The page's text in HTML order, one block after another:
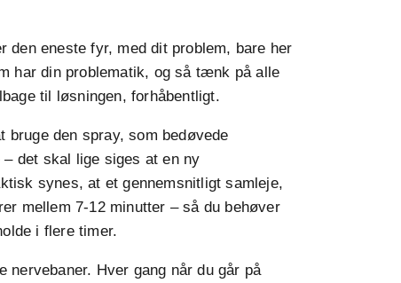
eneste fyr, med dit problem, bare her
har din problematik, og så tænk på alle
til løsningen, forhåbentligt.
den spray, som bedøvede
– det skal lige siges at en ny
synes, at et gennemsnitligt samleje,
mellem 7-12 minutter – så du behøver
i flere timer.
nervebaner. Hver gang når du går på